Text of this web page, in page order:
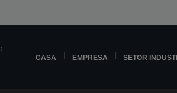
CASA EMPRESA SETOR